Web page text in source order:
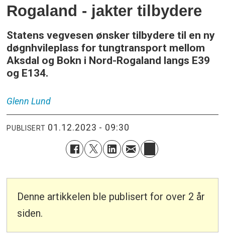
Rogaland - jakter tilbydere
Statens vegvesen ønsker tilbydere til en ny
døgnhvileplass for tungtransport mellom
Aksdal og Bokn i Nord-Rogaland langs E39
og E134.
Glenn Lund
PUBLISERT 01.12.2023 - 09:30
Denne artikkelen ble publisert for over 2 år
siden.